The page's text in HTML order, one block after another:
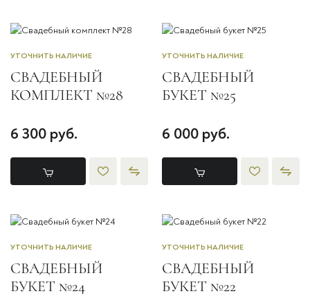
УТОЧНИТЬ НАЛИЧИЕ
СВАДЕБНЫЙ
КОМПЛЕКТ №28
6 300 руб.
УТОЧНИТЬ НАЛИЧИЕ
СВАДЕБНЫЙ
БУКЕТ №25
6 000 руб.
УТОЧНИТЬ НАЛИЧИЕ
СВАДЕБНЫЙ
БУКЕТ №24
УТОЧНИТЬ НАЛИЧИЕ
СВАДЕБНЫЙ
БУКЕТ №22